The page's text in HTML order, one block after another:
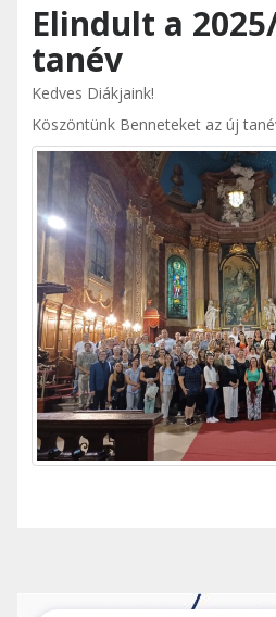
Elindult a
tanév
Kedves Diákjaink!
Köszöntünk Benneteket az új